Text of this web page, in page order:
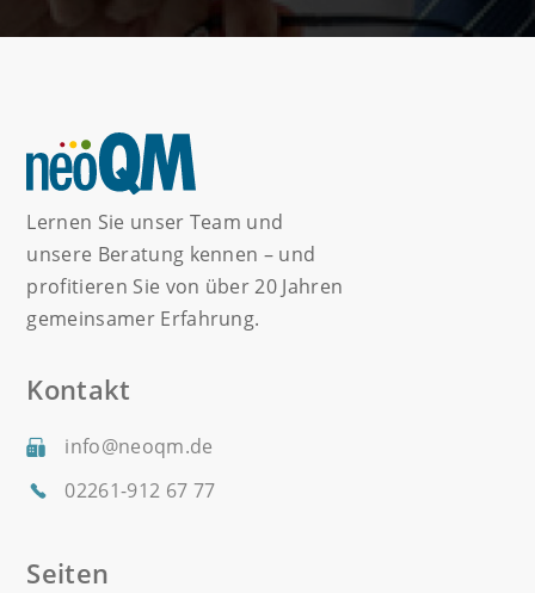
Lernen Sie unser Team und
unsere Beratung kennen – und
profitieren Sie von über 20 Jahren
gemeinsamer Erfahrung.
Kontakt
info@neoqm.de
02261-912 67 77
Seiten